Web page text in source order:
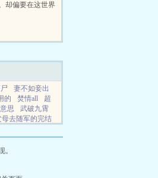
却偏要在这世界
，别有天地。荆
妻不如妾出
的 焚情all
超
思
武破九霄
母去随军的完结
宫
清冷美人和